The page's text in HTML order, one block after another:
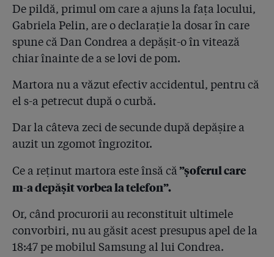
De pildă, primul om care a ajuns la fața locului,
Gabriela Pelin, are o declarație la dosar în care
spune că Dan Condrea a depășit-o în vitează
chiar înainte de a se lovi de pom.
Martora nu a văzut efectiv accidentul, pentru că
el s-a petrecut după o curbă.
Dar la câteva zeci de secunde după depășire a
auzit un zgomot îngrozitor.
Ce a reținut martora este însă că ”șoferul care
m-a depășit vorbea la telefon”.
Or, când procurorii au reconstituit ultimele
convorbiri, nu au găsit acest presupus apel de la
18:47 pe mobilul Samsung al lui Condrea.